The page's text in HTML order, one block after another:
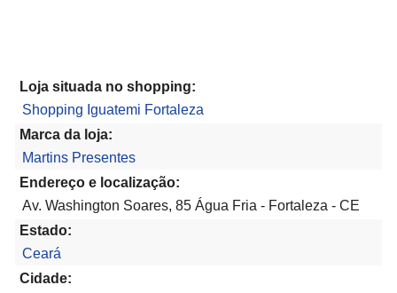
Loja situada no shopping:
Shopping Iguatemi Fortaleza
Marca da loja:
Martins Presentes
Endereço e localização:
Av. Washington Soares, 85 Água Fria - Fortaleza - CE
Estado:
Ceará
Cidade: